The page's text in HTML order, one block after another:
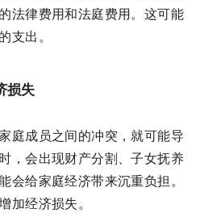
法律费用和法庭费用。这可能
支出。
损失
庭成员之间的冲突，就可能导
，会出现财产分割、子女抚养
会给家庭经济带来沉重负担。
加经济损失。